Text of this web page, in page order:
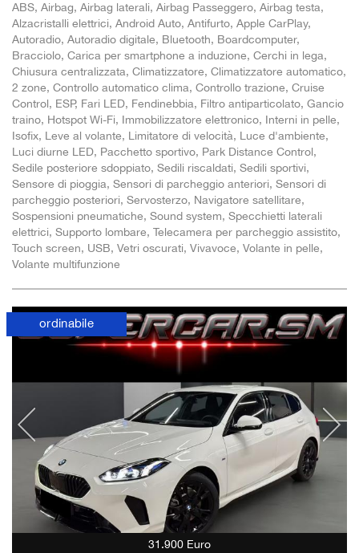
ABS, Airbag, Airbag laterali, Airbag Passeggero, Airbag testa,
Alzacristalli elettrici, Android Auto, Antifurto, Apple CarPlay,
Autoradio, Autoradio digitale, Bluetooth, Boardcomputer,
Bracciolo, Carica per smartphone a induzione, Cerchi in lega,
Chiusura centralizzata, Climatizzatore, Climatizzatore automatico,
2 zone, Controllo automatico clima, Controllo trazione, Cruise
Control, ESP, Fari LED, Fendinebbia, Filtro antiparticolato, Gancio
traino, Hotspot Wi-Fi, Immobilizzatore elettronico, Interni in pelle,
Isofix, Leve al volante, Limitatore di velocità, Luce d'ambiente,
Luci diurne LED, Pacchetto sportivo, Park Distance Control,
Sedile posteriore sdoppiato, Sedili riscaldati, Sedili sportivi,
Sensore di pioggia, Sensori di parcheggio anteriori, Sensori di
parcheggio posteriori, Servosterzo, Navigatore satellitare,
Sospensioni pneumatiche, Sound system, Specchietti laterali
elettrici, Supporto lombare, Telecamera per parcheggio assistito,
Touch screen, USB, Vetri oscurati, Vivavoce, Volante in pelle,
Volante multifunzione
31.900 Euro
ordinabile